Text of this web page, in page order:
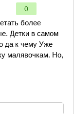
0
более
Детки в самом
да к чему Уже
малявочкам. Но,